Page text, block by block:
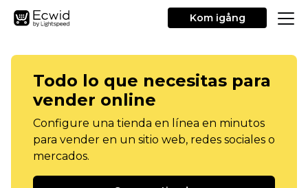
Kom igång
Todo lo que necesitas para
vender online
Configure una tienda en línea en minutos
para vender en un sitio web, redes sociales o
mercados.